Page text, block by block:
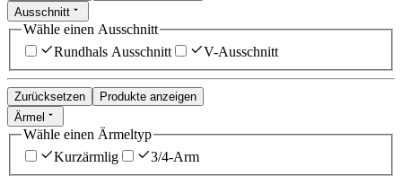
Ausschnitt
Wähle einen Ausschnitt
Rundhals Ausschnitt
V-Ausschnitt
Zurücksetzen
Produkte anzeigen
Ärmel
Wähle einen Ärmeltyp
Kurzärmlig
3/4-Arm